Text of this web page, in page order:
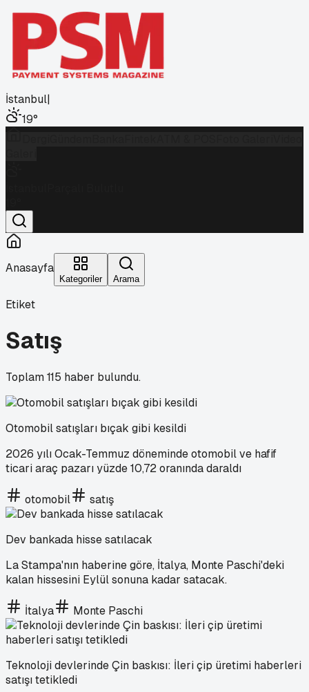
İstanbul|
19°
Anasayfa
Kategoriler Arama
Etiket
Satış
Toplam115 haber bulundu.
Otomobil satışları bıçak gibi kesildi
2026 yılı Ocak-Temmuz döneminde otomobil ve hafif
ticari araç pazarı yüzde 10,72 oranında daraldı
otomobil satış
Dev bankada hisse satılacak
La Stampa'nın haberine göre, İtalya, Monte Paschi'deki
kalan hissesini Eylül sonuna kadar satacak.
İtalya Monte Paschi
Teknoloji devlerinde Çin baskısı: İleri çip üretimi haberleri
satışı tetikledi